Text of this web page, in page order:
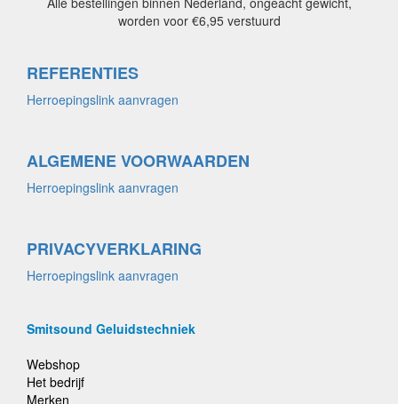
worden voor €6,95 verstuurd
REFERENTIES
Herroepingslink aanvragen
ALGEMENE VOORWAARDEN
Herroepingslink aanvragen
PRIVACYVERKLARING
Herroepingslink aanvragen
Smitsound Geluidstechniek
Webshop
Het bedrijf
Merken